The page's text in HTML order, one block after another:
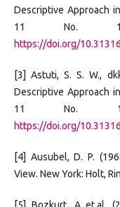
Descriptive Approach
11 No.
https://doi.org/
[3] Astuti, S. S. W.,
Descriptive Approach
11 No.
https://doi.org/
[4] Ausubel, D. P.
View. New York: Holt,